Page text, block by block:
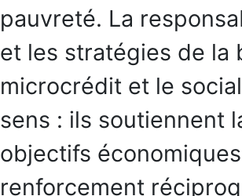
pauvreté. La
et les stratégies de la
microcrédit et le
sens : ils soutiennent
objectifs
renforcement